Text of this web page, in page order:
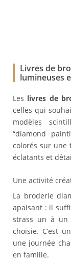
Livres de
lumineuses
Les livres de
celles qui
modèles
“diamond
colorés sur une
éclatants et
Une activité
La broderie
apaisant : il
strass un à un
choisie. C’est
une journée
en famille.